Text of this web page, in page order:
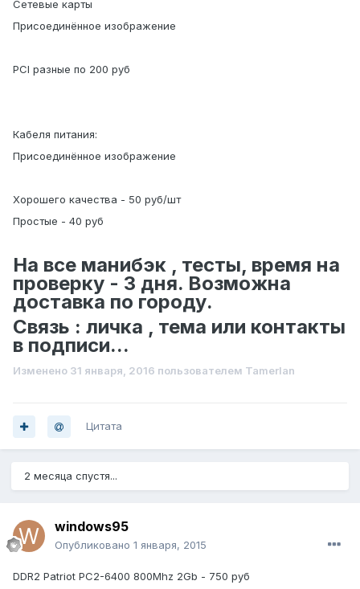
Сетевые карты
Присоединённое изображение
PCI разные по 200 руб
Кабеля питания:
Присоединённое изображение
Хорошего качества - 50 руб/шт
Простые - 40 руб
На все манибэк , тесты, время на
проверку - 3 дня. Возможна
доставка по городу.
Связь : личка , тема или контакты
в подписи...
Изменено 31 января, 2016 пользователем Tamerlan
Цитата
2 месяца спустя...
windows95
Опубликовано 1 января, 2015
DDR2 Patriot PC2-6400 800Mhz 2Gb - 750 руб